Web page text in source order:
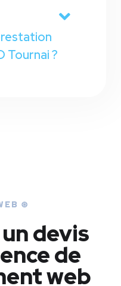
Tournai ?
⊛
devis
de
web